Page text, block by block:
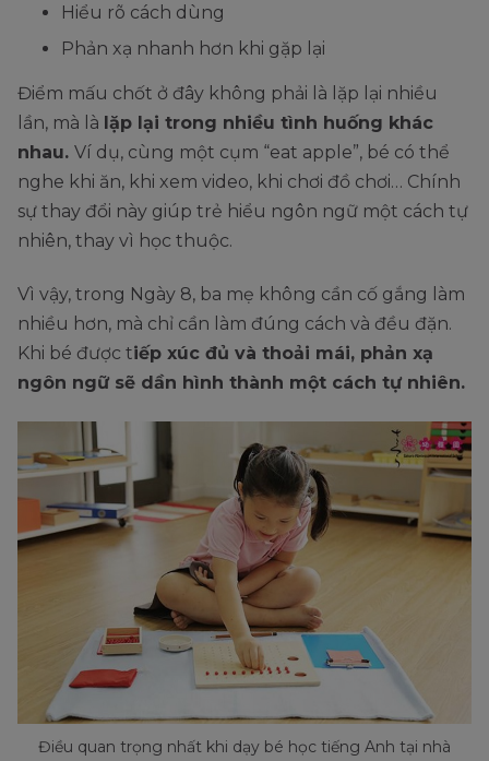
Hiểu rõ cách dùng
Phản xạ nhanh hơn khi gặp lại
Điểm mấu chốt ở đây không phải là lặp lại nhiều
lần, mà là lặp lại trong nhiều tình huống khác
nhau. Ví dụ, cùng một cụm “eat apple”, bé có thể
nghe khi ăn, khi xem video, khi chơi đồ chơi… Chính
sự thay đổi này giúp trẻ hiểu ngôn ngữ một cách tự
nhiên, thay vì học thuộc.
Vì vậy, trong Ngày 8, ba mẹ không cần cố gắng làm
nhiều hơn, mà chỉ cần làm đúng cách và đều đặn.
Khi bé được tiếp xúc đủ và thoải mái, phản xạ
ngôn ngữ sẽ dần hình thành một cách tự nhiên.
Điều quan trọng nhất khi dạy bé học tiếng Anh tại nhà